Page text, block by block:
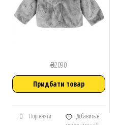
₴2090
Придбати товар
Порівняти
Добавить в